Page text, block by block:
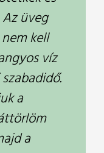
üveg
kell
víz
a
a